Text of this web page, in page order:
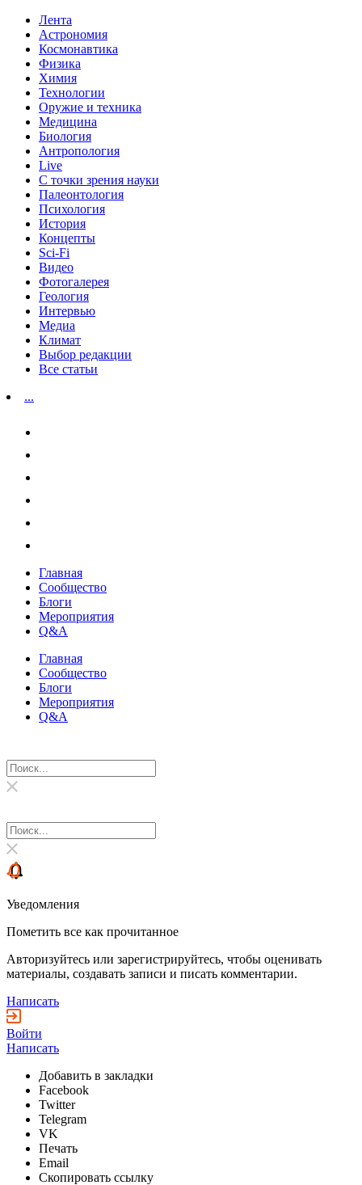
Лента
Астрономия
Космонавтика
Физика
Химия
Технологии
Оружие и техника
Медицина
Биология
Антропология
Live
С точки зрения науки
Палеонтология
Психология
История
Концепты
Sci-Fi
Видео
Фотогалерея
Геология
Интервью
Медиа
Климат
Выбор редакции
Все статьи
...
Главная
Сообщество
Блоги
Мероприятия
Q&A
Главная
Сообщество
Блоги
Мероприятия
Q&A
Уведомления
Пометить все как прочитанное
Авторизуйтесь или зарегистрируйтесь, чтобы оценивать
материалы, создавать записи и писать комментарии.
Написать
Войти
Написать
Добавить в закладки
Facebook
Twitter
Telegram
VK
Печать
Email
Скопировать ссылку